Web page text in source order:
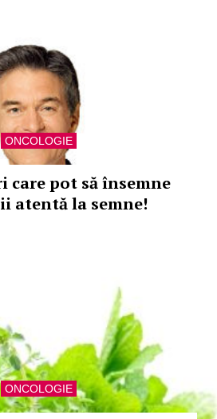
ONCOLOGIE
care pot să însemne
atentă la semne!
ONCOLOGIE